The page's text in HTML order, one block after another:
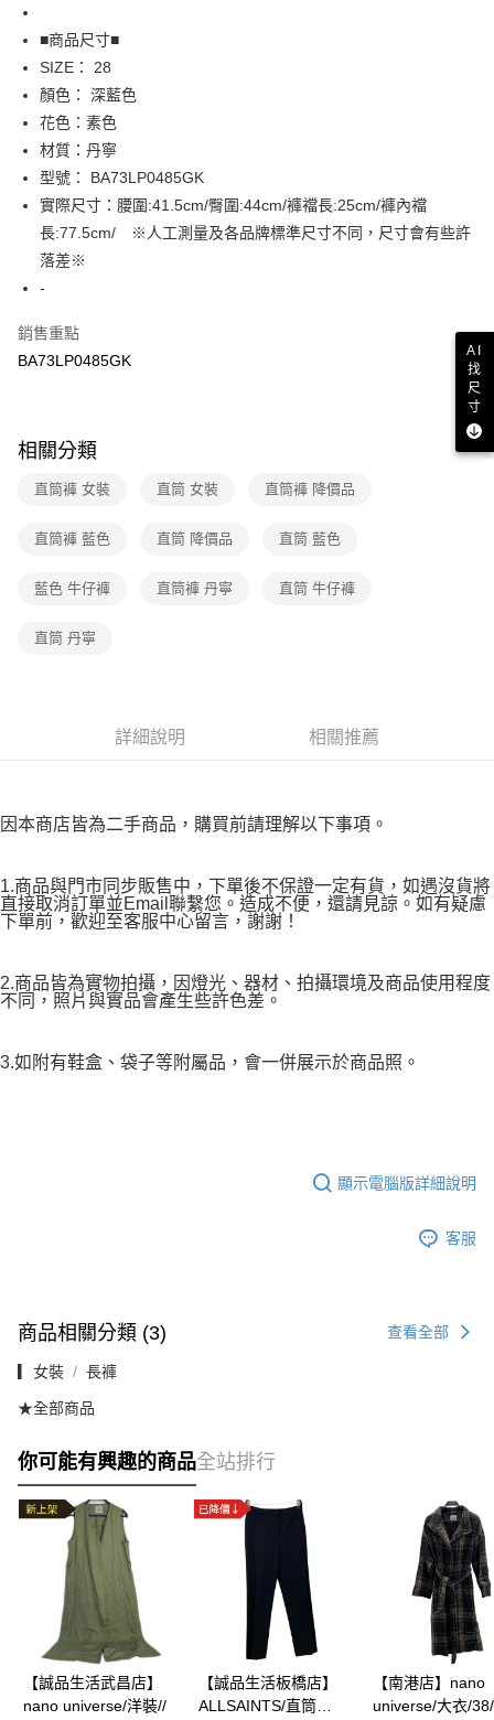
相關說明
AFTEE先享後付是「在收到商品之後才付款」的支付方式。 讓您購物簡單
便利好安心！
１．簡單：不需註冊會員、不需綁卡、不需儲值。
２．便利：只要手機號碼，簡訊認證，即可結帳。
３．安心：先確認商品／服務後，再付款。
【「AFTEE先享後付」結帳流程】
１．於結帳方式選擇「AFTEE先享後付」後，將跳轉至「AFTEE先享後付」
結帳頁面，進行簡訊認證並確認金額後，即可完成結帳。
２．訂單成立數日內，您將收到繳費通知簡訊。
ATM／網路銀行／等多元方式進行付款，方視為交易完成。
購買商品的店家。未經商家同意取消之訂單仍視為有效，需透過AFTEE先享
後付繳納相關費用。
【注意事項】
易，需依本服務之必要範圍內提供個人資料，並將交易相關給付款項請求債
２．關於個人資料處理事宜，請瀏覽以下網址：
「AFTEE先享後付」，若未經同意申辦者引起之損失，本公司不負相關責
４．使用「AFTEE先享後付」時，將依據個別帳號之用戶狀況，依本公司即
運送方式
全家取貨付款
免運費
免運費
7-11取貨付款
免運費
付款後7-11取貨
免運費
■商品尺寸■
SIZE： 28
顏色： 深藍色
花色：素色
材質：丹寧
型號： BA73LP0485GK
實際尺寸：腰圍:41.5cm/臀圍:44cm/褲襠長:25cm/褲內襠
長:77.5cm/ ※人工測量及各品牌標準尺寸不同，尺寸會有些許
落差※
-
銷售重點
BA73LP0485GK
相關分類
直筒褲 女裝 直筒 女裝 直筒褲 降價品
直筒褲 藍色 直筒 降價品 直筒 藍色
藍色 牛仔褲 直筒褲 丹寧 直筒 牛仔褲
直筒 丹寧
詳細說明 相關推薦
因本商店皆為二手商品，購買前請理解以下事項。
1.商品與門市同步販售中，下單後不保證一定有貨，如遇沒貨將
直接取消訂單並Email聯繫您。造成不便，還請見諒。如有疑慮
下單前，歡迎至客服中心留言，謝謝！
2.商品皆為實物拍攝，因燈光、器材、拍攝環境及商品使用程度
不同，照片與實品會產生些許色差。
3.如附有鞋盒、袋子等附屬品，會一併展示於商品照。
顯示電腦版詳細說明
客服
商品相關分類 (3) 查看全部
▎女裝 長褲
★全部商品
你可能有興趣的商品全站排行
【誠品生活武昌店】
nano universe/洋裝//
【誠品生活板橋店】
ALLSAINTS/直筒
【南港店】nano
universe/大衣/38/
AI
找
尺
寸